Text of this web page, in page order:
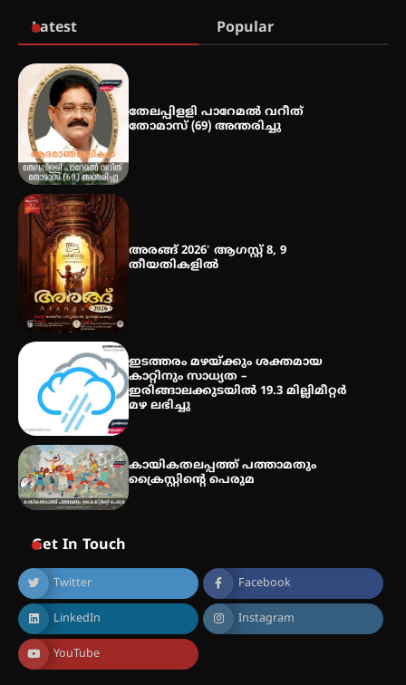
നേട്ടം പ്രതിസന്ധികളോട് പൊരുതി
Latest Popular
തേലപ്പിളളി പാറേമൽ വറീത്
തോമാസ് (69) അന്തരിച്ചു
അരങ്ങ് 2026′ ആഗസ്റ്റ് 8, 9
തീയതികളിൽ
ഇടത്തരം മഴയ്ക്കും ശക്തമായ
കാറ്റിനും സാധ്യത –
ഇരിങ്ങാലക്കുടയിൽ 19.3 മില്ലിമീറ്റർ
മഴ ലഭിച്ചു
കായികതലപ്പത്ത് പത്താമതും
ക്രൈസ്റ്റിന്റെ പെരുമ
Get In Touch
Twitter Facebook
LinkedIn Instagram
YouTube